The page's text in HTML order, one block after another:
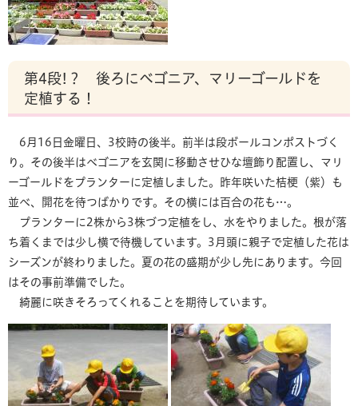
第4段!？ 後ろにベゴニア、マリーゴールドを
定植する！
6月16日金曜日、3校時の後半。前半は段ボールコンポストづく
り。その後半はベゴニアを玄関に移動させひな壇飾り配置し、マリ
ーゴールドをプランターに定植しました。昨年咲いた桔梗（紫）も
並べ、開花を待つばかりです。その横には百合の花も…。
プランターに2株から3株づつ定植をし、水をやりました。根が落
ち着くまでは少し横で待機しています。3月頭に親子で定植した花は
シーズンが終わりました。夏の花の盛期が少し先にあります。今回
はその事前準備でした。
綺麗に咲きそろってくれることを期待しています。